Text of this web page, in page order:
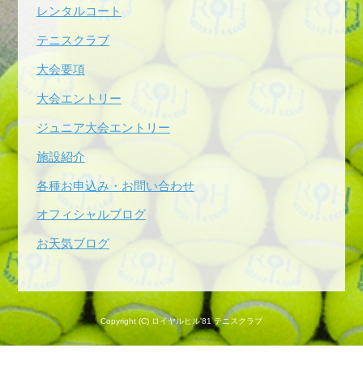
レンタルコート
テニスクラブ
大会要項
大会エントリー
ジュニア大会エントリー
施設紹介
各種お申込み・お問い合わせ
オフィシャルブログ
お天気ブログ
Copyright (C) ロイヤルヒル'81 テニスクラブ